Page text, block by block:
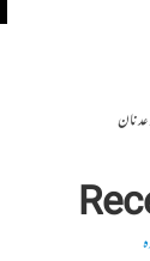
عدنان